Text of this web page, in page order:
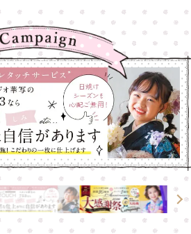
高崎店
大宮店
高崎店
大宮店